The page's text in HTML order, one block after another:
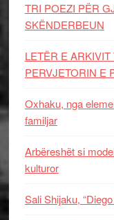
TRI POEZI PËR
SKËNDERBEUN
LETËR E
PERVJETORIN E
Oxhaku, nga
familjar
Arbëreshët si
kulturor
Sali Shijaku,